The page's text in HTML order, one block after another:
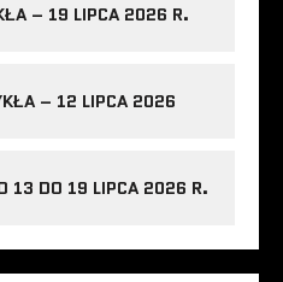
– 19 LIPCA 2026 R.
– 12 LIPCA 2026
13 DO 19 LIPCA 2026 R.